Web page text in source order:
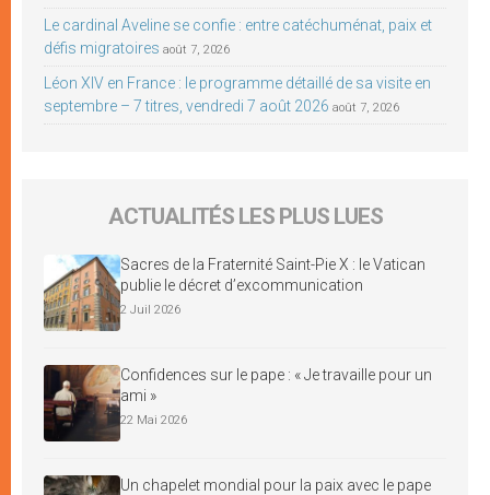
Le cardinal Aveline se confie : entre catéchuménat, paix et
défis migratoires août 7, 2026
Léon XIV en France : le programme détaillé de sa visite en
septembre – 7 titres, vendredi 7 août 2026 août 7, 2026
ACTUALITÉS LES PLUS LUES
Sacres de la Fraternité Saint-Pie X : le Vatican
publie le décret d’excommunication
2 Juil 2026
Confidences sur le pape : « Je travaille pour un
ami »
22 Mai 2026
Un chapelet mondial pour la paix avec le pape